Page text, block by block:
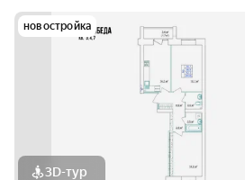
новостройка
3D-тур